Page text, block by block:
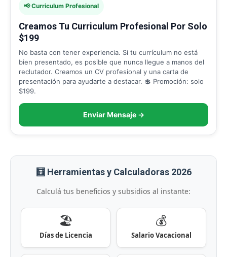
📢 Curriculum Profesional
Creamos Tu Curriculum Profesional Por Solo
$199
No basta con tener experiencia. Si tu currículum no está
bien presentado, es posible que nunca llegue a manos del
reclutador. Creamos un CV profesional y una carta de
presentación para ayudarte a destacar. 💲 Promoción: solo
$199.
Enviar Mensaje →
🧮 Herramientas y Calculadoras 2026
Calculá tus beneficios y subsidios al instante:
🏖️
Días de Licencia
💰
Salario Vacacional